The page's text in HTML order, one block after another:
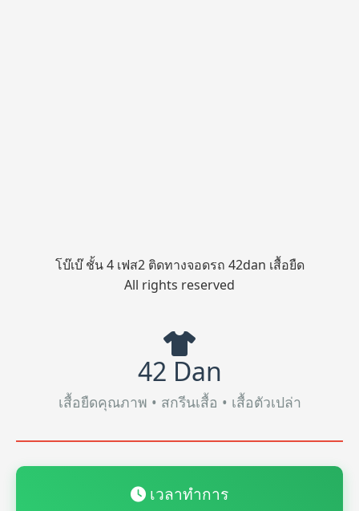
โบ๊เบ๊ ชั้น 4 เฟส2 ติดทางจอดรถ 42dan เสื้อยืด
All rights reserved
42 Dan
เสื้อยืดคุณภาพ • สกรีนเสื้อ • เสื้อตัวเปล่า
เวลาทำการ